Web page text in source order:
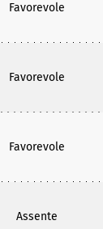
Favorevole
Favorevole
Favorevole
Assente